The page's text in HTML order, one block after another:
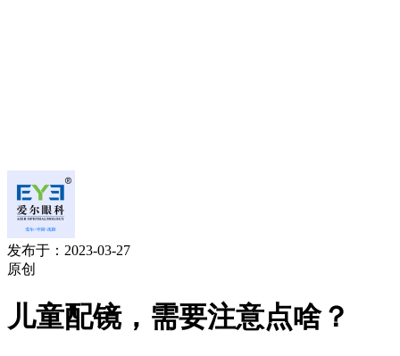
发布于：2023-03-27
原创
儿童配镜，需要注意点啥？